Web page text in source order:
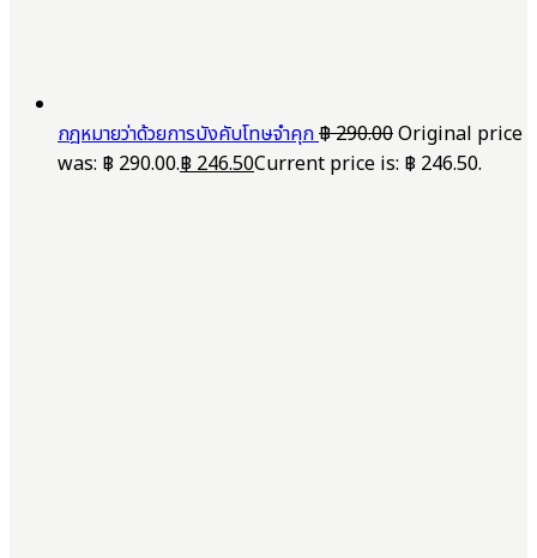
กฎหมายว่าด้วยการบังคับโทษจำคุก฿290.00Original price
was: ฿ 290.00.฿ 246.50Current price is: ฿ 246.50.